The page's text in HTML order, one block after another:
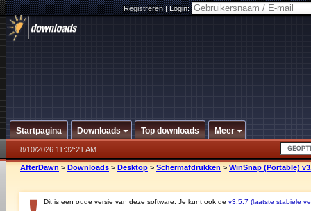
Registreren|Login:
Startpagina Downloads Top downloads Meer
8/10/2026 11:32:21 AM
AfterDawn > Downloads > Desktop > Schermafdrukken > WinSnap (Portable)
Dit is een oude versie van deze software. Je kunt ook de v3.5.7 (laatste stabiele